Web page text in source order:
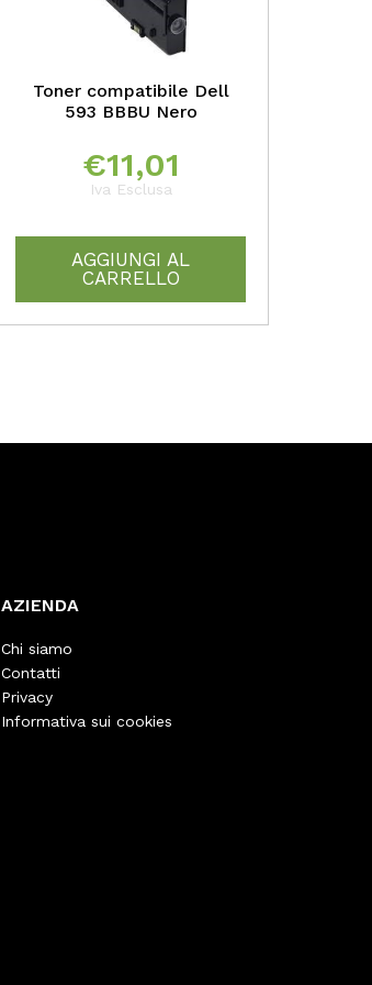
Toner compatibile Dell
593 BBBU Nero
€11,01
Iva Esclusa
AGGIUNGI AL
CARRELLO
AZIENDA
Chi siamo
Contatti
Privacy
Informativa sui cookies